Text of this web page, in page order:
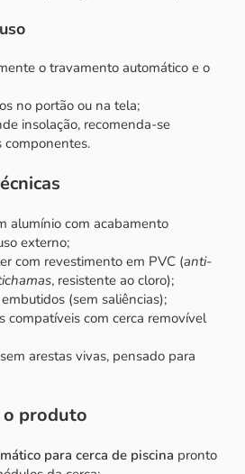
o travamento automático e o
no portão ou na tela;
insolação, recomenda-se
componentes.
alumínio com acabamento
externo;
com revestimento em PVC (anti-
, resistente ao cloro);
(sem saliências);
compatíveis com cerca removível
arestas vivas, pensado para
o produto
para cerca de piscina pronto